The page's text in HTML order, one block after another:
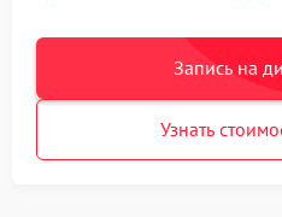
Запись на
Узнать